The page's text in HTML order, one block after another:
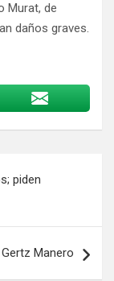
Murat, de
daños graves.
piden
Manero